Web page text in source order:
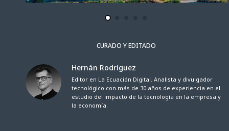
CURADO Y EDITADO
Hernán Rodríguez
Editor en La Ecuación Digital. Analista y divulgador
tecnológico con más de 30 años de experiencia en el
estudio del impacto de la tecnología en la empresa y
la economía.